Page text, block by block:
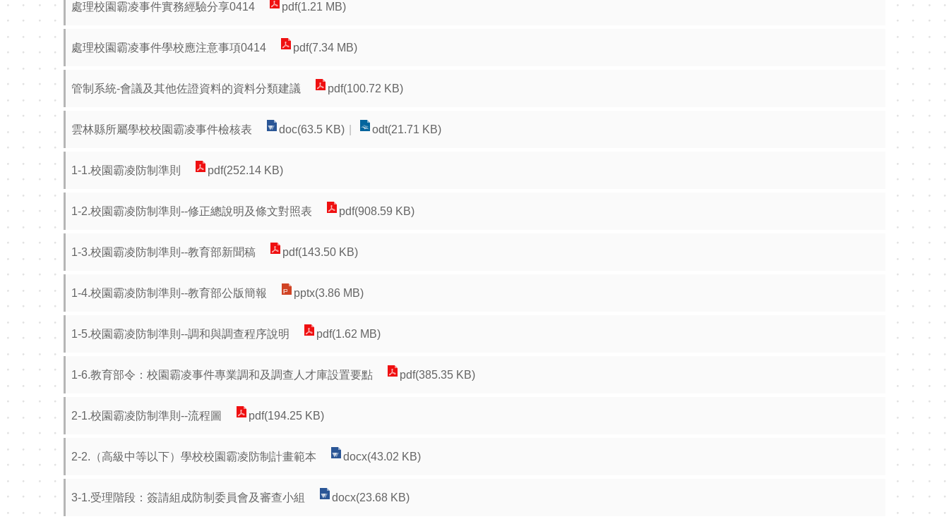
處理校園霸凌事件實務經驗分享0414 pdf(1.21 MB)
處理校園霸凌事件學校應注意事項0414 pdf(7.34 MB)
管制系統-會議及其他佐證資料的資料分類建議 pdf(100.72 KB)
雲林縣所屬學校校園霸凌事件檢核表 doc(63.5 KB) odt(21.71 KB)
1-1.校園霸凌防制準則 pdf(252.14 KB)
1-2.校園霸凌防制準則--修正總說明及條文對照表 pdf(908.59 KB)
1-3.校園霸凌防制準則--教育部新聞稿 pdf(143.50 KB)
1-4.校園霸凌防制準則--教育部公版簡報 pptx(3.86 MB)
1-5.校園霸凌防制準則--調和與調查程序說明 pdf(1.62 MB)
1-6.教育部令：校園霸凌事件專業調和及調查人才庫設置要點 pdf(385.35 KB)
2-1.校園霸凌防制準則--流程圖 pdf(194.25 KB)
2-2.（高級中等以下）學校校園霸凌防制計畫範本 docx(43.02 KB)
3-1.受理階段：簽請組成防制委員會及審查小組 docx(23.68 KB)